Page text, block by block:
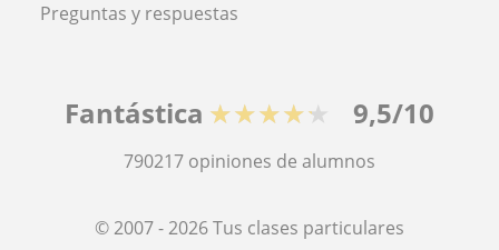
Preguntas y respuestas
Fantástica ★★★★★ 9,5/10
790217 opiniones de alumnos
© 2007 - 2026 Tus clases particulares